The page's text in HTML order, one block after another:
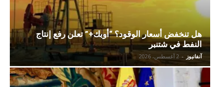
هل تنخفض أسعار الوقود؟ “أوبك+” تعلن رفع إنتاج
النفط في شتنبر
آنفانيوز - 2 أغسطس، 2026